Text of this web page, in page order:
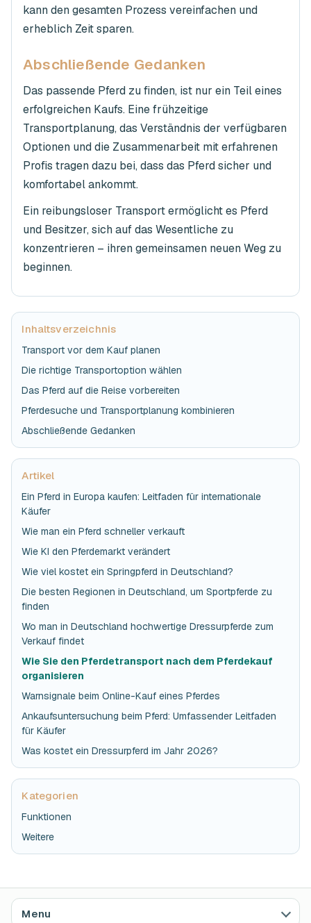
kann den gesamten Prozess vereinfachen und
erheblich Zeit sparen.
Abschließende Gedanken
Das passende Pferd zu finden, ist nur ein Teil eines
erfolgreichen Kaufs. Eine frühzeitige
Transportplanung, das Verständnis der verfügbaren
Optionen und die Zusammenarbeit mit erfahrenen
Profis tragen dazu bei, dass das Pferd sicher und
komfortabel ankommt.
Ein reibungsloser Transport ermöglicht es Pferd
und Besitzer, sich auf das Wesentliche zu
konzentrieren – ihren gemeinsamen neuen Weg zu
beginnen.
Inhaltsverzeichnis
Transport vor dem Kauf planen
Die richtige Transportoption wählen
Das Pferd auf die Reise vorbereiten
Pferdesuche und Transportplanung kombinieren
Abschließende Gedanken
Artikel
Ein Pferd in Europa kaufen: Leitfaden für internationale
Käufer
Wie man ein Pferd schneller verkauft
Wie KI den Pferdemarkt verändert
Wie viel kostet ein Springpferd in Deutschland?
Die besten Regionen in Deutschland, um Sportpferde zu
finden
Wo man in Deutschland hochwertige Dressurpferde zum
Verkauf findet
Wie Sie den Pferdetransport nach dem Pferdekauf
organisieren
Warnsignale beim Online-Kauf eines Pferdes
Ankaufsuntersuchung beim Pferd: Umfassender Leitfaden
für Käufer
Was kostet ein Dressurpferd im Jahr 2026?
Kategorien
Funktionen
Weitere
Menu